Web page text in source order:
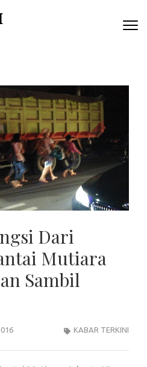
Dari
Mutiara
Sambil
KABAR TERKINI